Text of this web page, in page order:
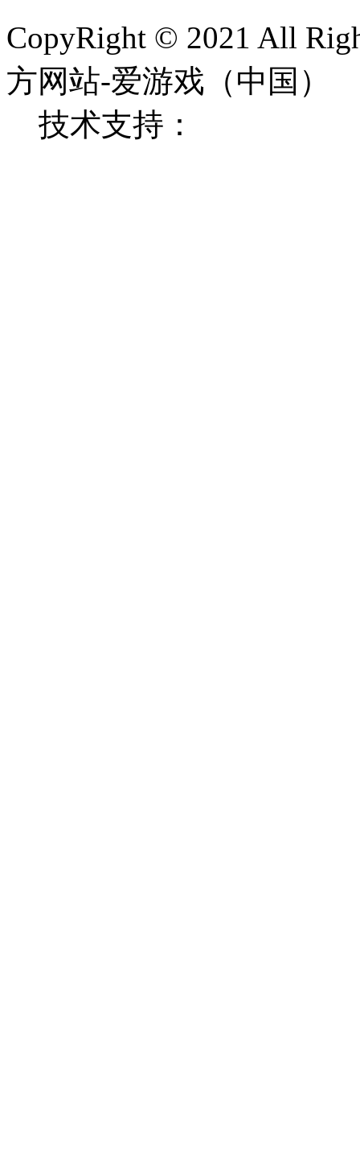
CopyRight © 2021 All
方网站-爱游戏（中国
技术支持：